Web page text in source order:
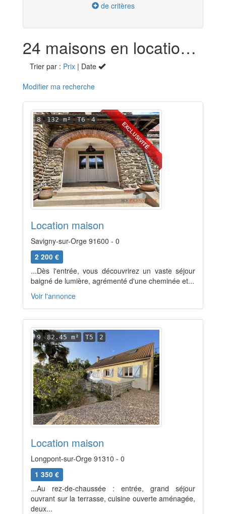
de critères
24 maisons en location dans l'Essonne (91)
Trier par : Prix | Date
Modifier ma recherche
EXCLUSIVITÉ
8 132 m² T6 4
Location maison
Savigny-sur-Orge 91600 - 0
2 200 €
...Dès l'entrée, vous découvrirez un vaste séjour
baigné de lumière, agrémenté d'une cheminée et...
Voir l'annonce
9 82.45 m² T5 2
Location maison
Longpont-sur-Orge 91310 - 0
1 350 €
...Au rez-de-chaussée : entrée, grand séjour
ouvrant sur la terrasse, cuisine ouverte aménagée,
deux...